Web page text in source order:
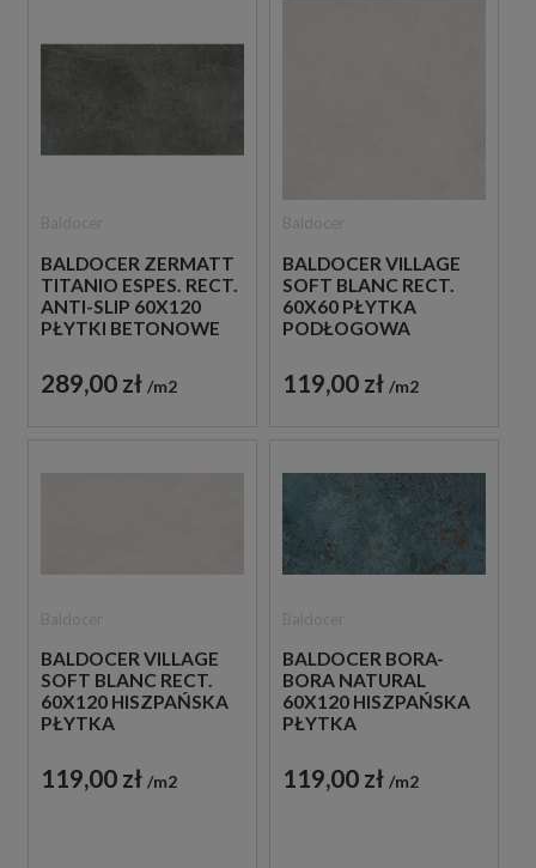
BALDOCER ZERMATT
TITANIO ESPES. RECT.
ANTI-SLIP 60X120
PŁYTKI BETONOWE
289,00 zł m2
BALDOCER VILLAGE
SOFT BLANC RECT.
60X60 PŁYTKA
PODŁOGOWA
SZARYM ODCIENIU
119,00 zł m2
BALDOCER VILLAGE
SOFT BLANC RECT.
60X120 HISZPAŃSKA
PŁYTKA
SZARYM KOLORZE
IMITUJĄCA KAMIEŃ
119,00 zł m2
BALDOCER BORA-
BORA NATURAL
60X120 HISZPAŃSKA
PŁYTKA
IMITUJĄCA METAL W
NIEBIESKIM ODCIENIU
119,00 zł m2